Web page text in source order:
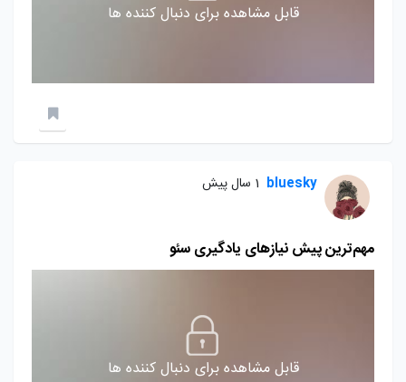
قابل مشاهده برای دنبال کننده ها
bluesky 1 سال پیش
مهم‌ترین پیش نیاز‌های یادگیری سئو
قابل مشاهده برای دنبال کننده ها